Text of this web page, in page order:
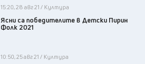
15:20, 28 авг 21 / Култура
Ясни са победителите в Детски Пирин
Фолк 2021
10:50, 25 авг 21 / Култура